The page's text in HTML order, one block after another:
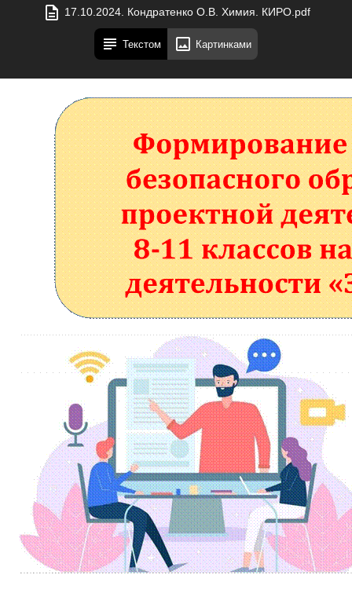
17.10.2024. Кондратенко О.В. Химия. КИРО.pdf
Текстом Картинками